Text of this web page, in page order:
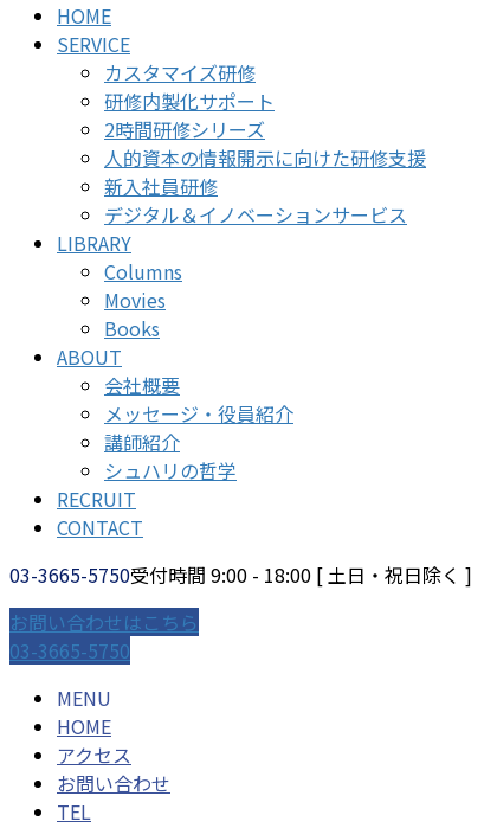
HOME
SERVICE
カスタマイズ研修
研修内製化サポート
2時間研修シリーズ
人的資本の情報開示に向けた研修支援
新入社員研修
デジタル＆イノベーションサービス
LIBRARY
Columns
Movies
Books
ABOUT
会社概要
メッセージ・役員紹介
講師紹介
シュハリの哲学
RECRUIT
CONTACT
03-3665-5750受付時間 9:00 - 18:00 [ 土日・祝日除く ]
お問い合わせはこちら
03-3665-5750
MENU
HOME
アクセス
お問い合わせ
TEL